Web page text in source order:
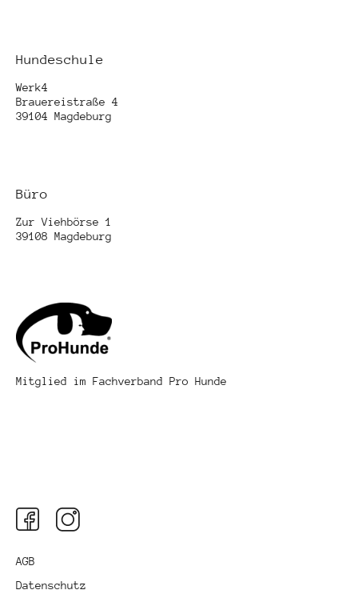
Hundeschule
Werk4
Brauereistraße 4
39104 Magdeburg
Büro
Zur Viehbörse 1
39108 Magdeburg
Mitglied im Fachverband Pro Hunde
AGB
Datenschutz